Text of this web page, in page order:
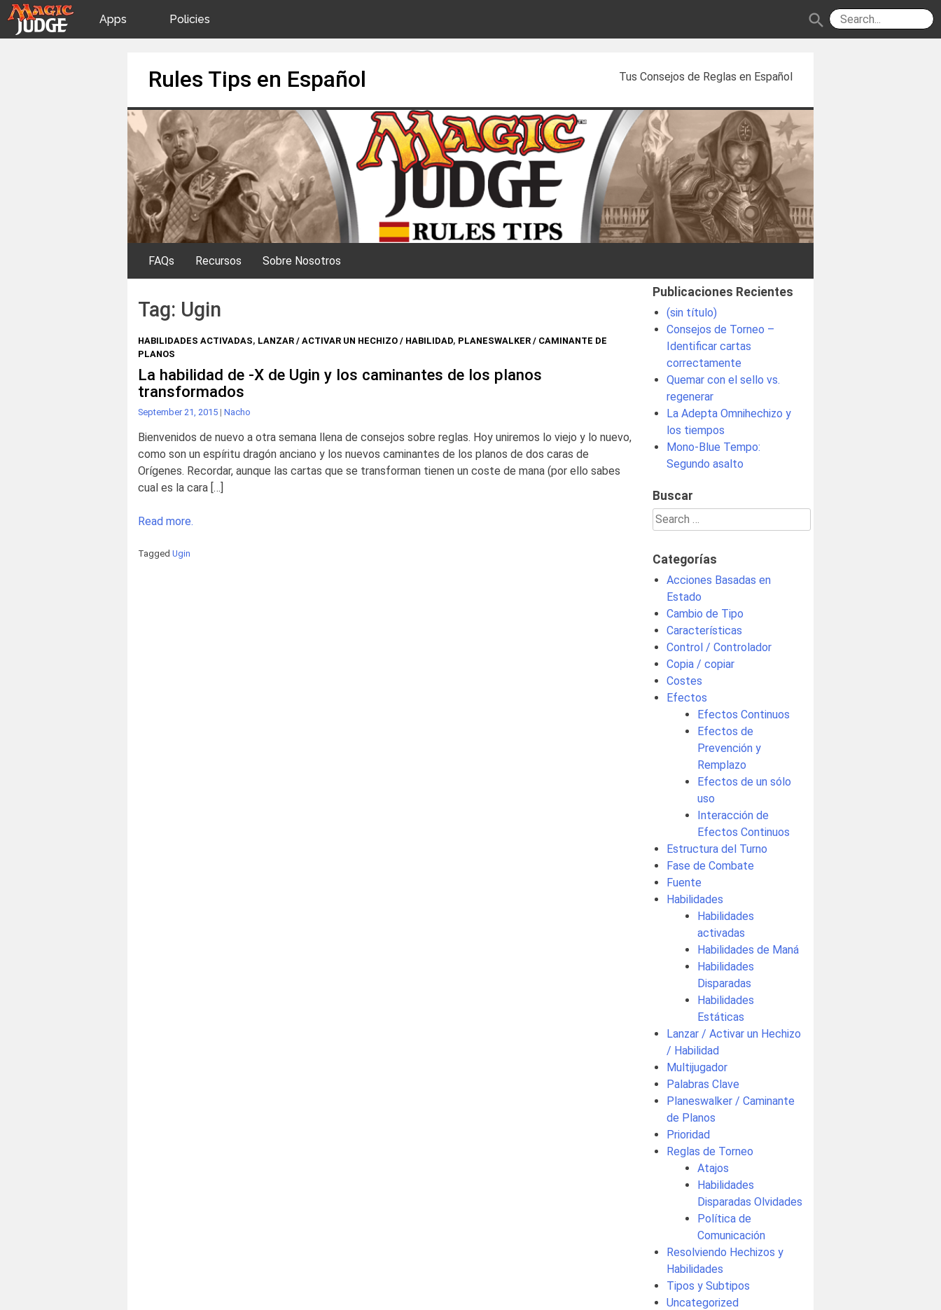
Apps
Judges
Policies search
Rules Tips en Español Tus Consejos de Reglas en Español
FAQs Recursos Sobre Nosotros
Tag: Ugin
HABILIDADES ACTIVADAS, LANZAR / ACTIVAR UN HECHIZO / HABILIDAD, PLANESWALKER / CAMINANTE DE
PLANOS
La habilidad de -X de Ugin y los caminantes de los planos
transformados
September 21, 2015 | Nacho
Bienvenidos de nuevo a otra semana llena de consejos sobre reglas. Hoy uniremos lo viejo y lo nuevo,
como son un espíritu dragón anciano y los nuevos caminantes de los planos de dos caras de
Orígenes. Recordar, aunque las cartas que se transforman tienen un coste de mana (por ello sabes
cual es la cara […]
Read more.
Tagged Ugin
Publicaciones Recientes
(sin título)
Consejos de Torneo –
Identificar cartas
correctamente
Quemar con el sello vs.
regenerar
La Adepta Omnihechizo y
los tiempos
Mono-Blue Tempo:
Segundo asalto
Buscar
Search
for:
Categorías
Acciones Basadas en
Estado
Cambio de Tipo
Características
Control / Controlador
Copia / copiar
Costes
Efectos
Efectos Continuos
Efectos de
Prevención y
Remplazo
Efectos de un sólo
uso
Interacción de
Efectos Continuos
Estructura del Turno
Fase de Combate
Fuente
Habilidades
Habilidades
activadas
Habilidades de Maná
Habilidades
Disparadas
Habilidades
Estáticas
Lanzar / Activar un Hechizo
/ Habilidad
Multijugador
Palabras Clave
Planeswalker / Caminante
de Planos
Prioridad
Reglas de Torneo
Atajos
Habilidades
Disparadas Olvidades
Política de
Comunicación
Resolviendo Hechizos y
Habilidades
Tipos y Subtipos
Uncategorized